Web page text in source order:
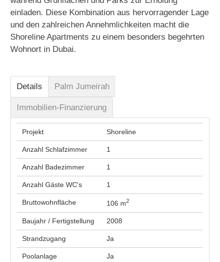
einladen. Diese Kombination aus hervorragender Lage
und den zahlreichen Annehmlichkeiten macht die
Shoreline Apartments zu einem besonders begehrten
Wohnort in Dubai.
Details Palm Jumeirah
Immobilien-Finanzierung
Projekt Shoreline
Anzahl Schlafzimmer 1
Anzahl Badezimmer 1
Anzahl Gäste WC's 1
Bruttowohnfläche 106 m2
Baujahr / Fertigstellung 2008
Strandzugang Ja
Poolanlage Ja